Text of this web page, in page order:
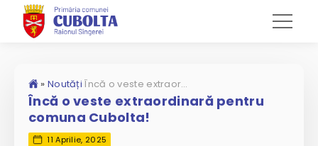
» Noutăți Încă o veste extraordinară pentru comuna Cubolta!
Încă o veste extraordinară pentru
comuna Cubolta!
11 Aprilie, 2025